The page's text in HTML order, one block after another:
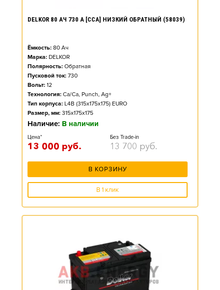
DELKOR 80 АЧ 730 А [CCA] НИЗКИЙ ОБРАТНЫЙ (58039)
Ёмкость: 80 Ач
Марка: DELKOR
Полярность: Обратная
Пусковой ток: 730
Вольт: 12
Технология: Ca/Ca, Punch, Ag+
Тип корпуса: L4B (315x175x175) EURO
Размер, мм: 315x175x175
Наличие: В наличии
Цена*
13 000 руб.
Без Trade-in
13 700 руб.
В КОРЗИНУ
В 1 клик